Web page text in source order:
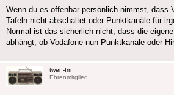
Wenn du es offenbar persönlich nimmst, dass
Tafeln nicht abschaltet oder Punktkanäle für
Normal ist das sicherlich nicht, dass die
abhängt, ob Vodafone nun Punktkanäle oder
twen-fm
Ehrenmitglied